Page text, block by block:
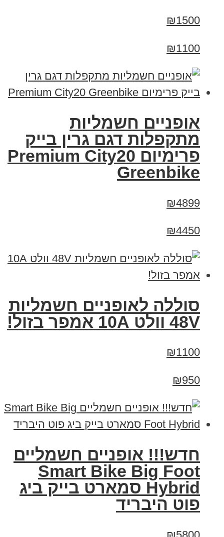
₪1500
₪1100
אופניים חשמליות
מתקפלות דגם גרין בייק
פרימיום Premium City20
Greenbike
₪4899
₪4450
סוללה לאופניים חשמליות
48V וולט 10A אמפר בזול!
₪1100
₪950
חדש!!! אופניים חשמליים
Smart Bike Big Foot
Hybrid סמארט בייק ביג
פוט היבריד